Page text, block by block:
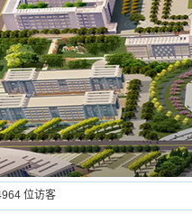
位访客